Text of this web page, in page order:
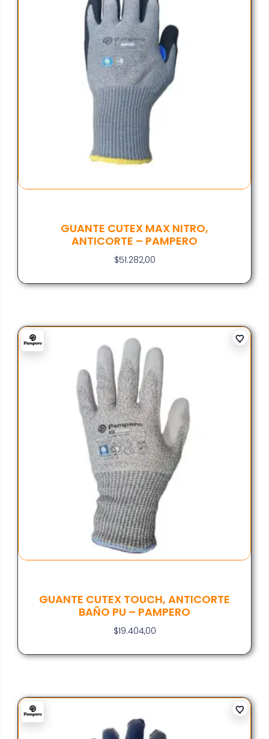
GUANTE CUTEX MAX NITRO,
ANTICORTE – PAMPERO
$51.282,00
GUANTE CUTEX TOUCH, ANTICORTE
BAÑO PU – PAMPERO
$19.404,00